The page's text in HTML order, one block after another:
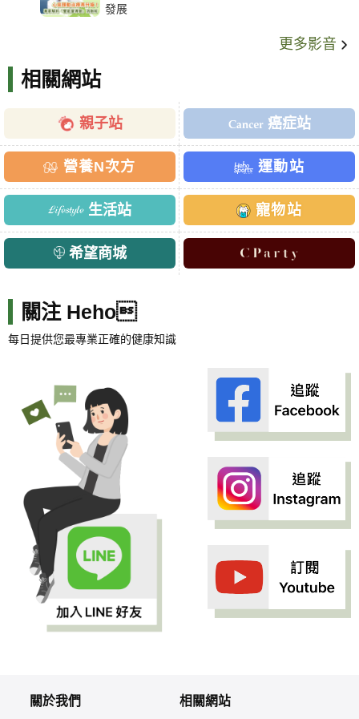
發展
更多影音
相關網站
親子站 癌症站
營養N次方 運動站
生活站 寵物站
希望商城
關注 Heho
每日提供您最專業正確的健康知識
關於我們 相關網站